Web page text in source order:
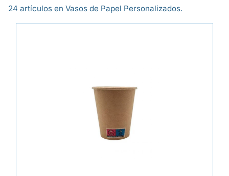
24 artículos en Vasos de Papel Personalizados.